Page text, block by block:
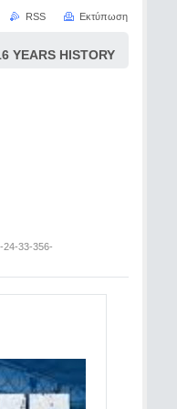
YEARS HISTORY
24-33-356-
RSS Εκτύπωση